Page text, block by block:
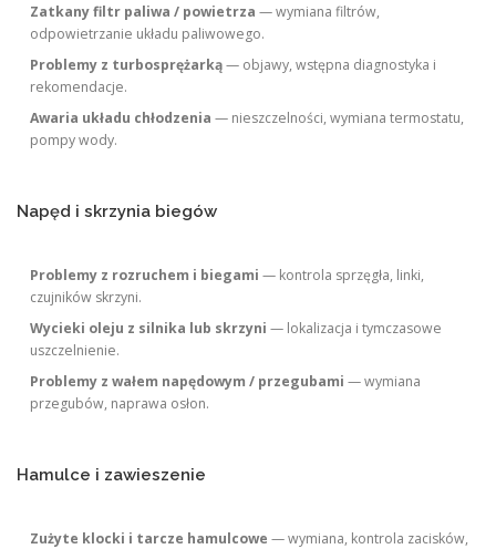
Zatkany filtr paliwa / powietrza — wymiana filtrów,
odpowietrzanie układu paliwowego.
Problemy z turbosprężarką— objawy, wstępna diagnostyka i
rekomendacje.
Awaria układu chłodzenia — nieszczelności, wymiana termostatu,
pompy wody.
Napęd i skrzynia biegów
Problemy z rozruchem i biegami — kontrola sprzęgła, linki,
czujników skrzyni.
Wycieki oleju z silnika lub skrzyni — lokalizacja i tymczasowe
uszczelnienie.
Problemy z wałem napędowym / przegubami — wymiana
przegubów, naprawa osłon.
Hamulce i zawieszenie
Zużyte klocki i tarcze hamulcowe — wymiana, kontrola zacisków,